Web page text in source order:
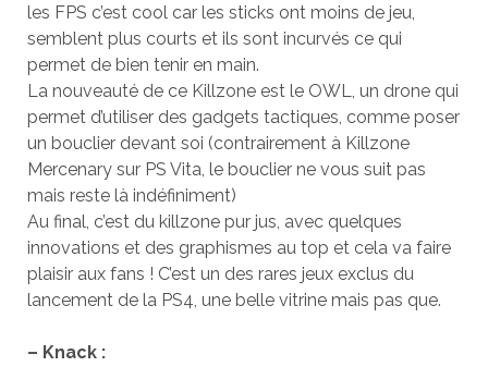
les FPS c’est cool car les sticks ont moins de jeu,
semblent plus courts et ils sont incurvés ce qui
permet de bien tenir en main.
La nouveauté de ce Killzone est le OWL, un drone qui
permet d’utiliser des gadgets tactiques, comme poser
un bouclier devant soi (contrairement à Killzone
Mercenary sur PS Vita, le bouclier ne vous suit pas
mais reste là indéfiniment)
Au final, c’est du killzone pur jus, avec quelques
innovations et des graphismes au top et cela va faire
plaisir aux fans ! C’est un des rares jeux exclus du
lancement de la PS4, une belle vitrine mais pas que.
– Knack :